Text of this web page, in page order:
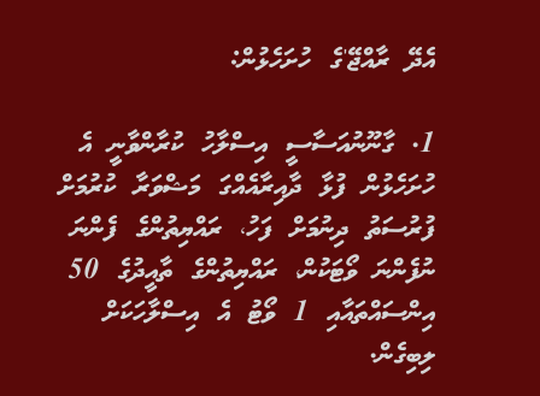
އެދޭ ރާއްޖޭ'ގެ ހުށަހެޅުން:
1. ގާނޫނުއަސާސީ އިސްލާހު ކުރާންވާނީ އެ
ހުށަހެޅުން ފުޅާ ދާއިރާއެއްގަ މަޝްވަރާ ކުރުމަށް
ފުރުސަތު ދިނުމަށް ފަހު، ރައްޔިތުންގެ ފެންނަ
ނުފެންނަ ވޯޓަކުން، ރައްޔިތުންގެ ތާއީދުގެ 50
އިންސައްތައާއި 1 ވޯޓު އެ އިސްލާހަކަށް
ލިބިގެން.